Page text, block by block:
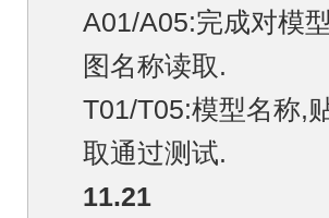
A01/A05:完成对模
图名称读取.
T01/T05:模型名称,
取通过测试.
11.21